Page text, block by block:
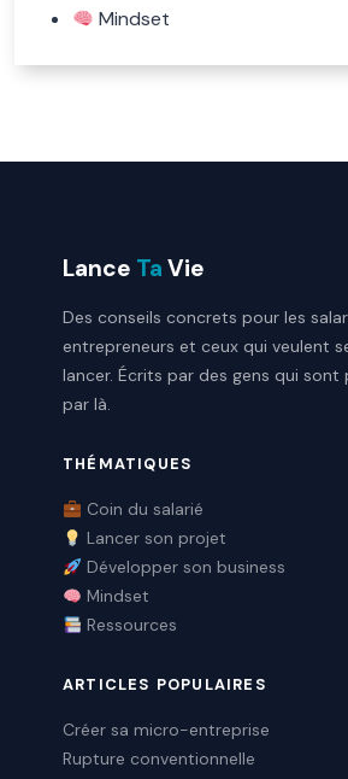
Mindset
Lance Ta Vie
Des conseils concrets pour les
entrepreneurs et ceux qui veulent
lancer. Écrits par des gens qui sont
par là.
THÉMATIQUES
Coin du salarié
Lancer son projet
Développer son business
Mindset
Ressources
ARTICLES POPULAIRES
Créer sa micro-entreprise
Rupture conventionnelle